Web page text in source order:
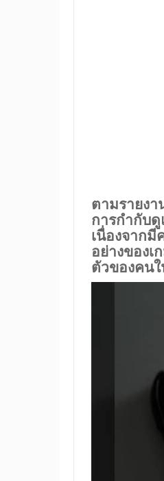
ตามรายงา
การกำกับ
เนื่องจาก
อย่างของเ
ตัวของคน